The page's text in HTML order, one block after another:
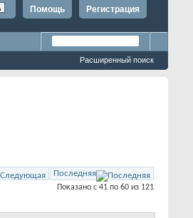
Регистрация
Помощь
Расширенный поиск
Последняя
Показано с 41 по 60 из 121